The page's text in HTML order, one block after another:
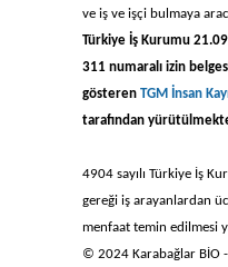
ve iş ve işçi bulmaya
Türkiye İş Kurumu
311 numaralı izin
gösteren TGM İnsan
tarafından
4904 sayılı Türkiye İş
gereği iş arayanlardan
menfaat temin edilmesi
© 2024 Karabağlar BİO -